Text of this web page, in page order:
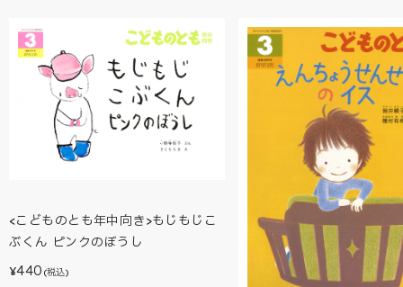
<こどものとも年中向き>もじもじこ
ぶくん ピンクのぼうし
¥440 (税込)